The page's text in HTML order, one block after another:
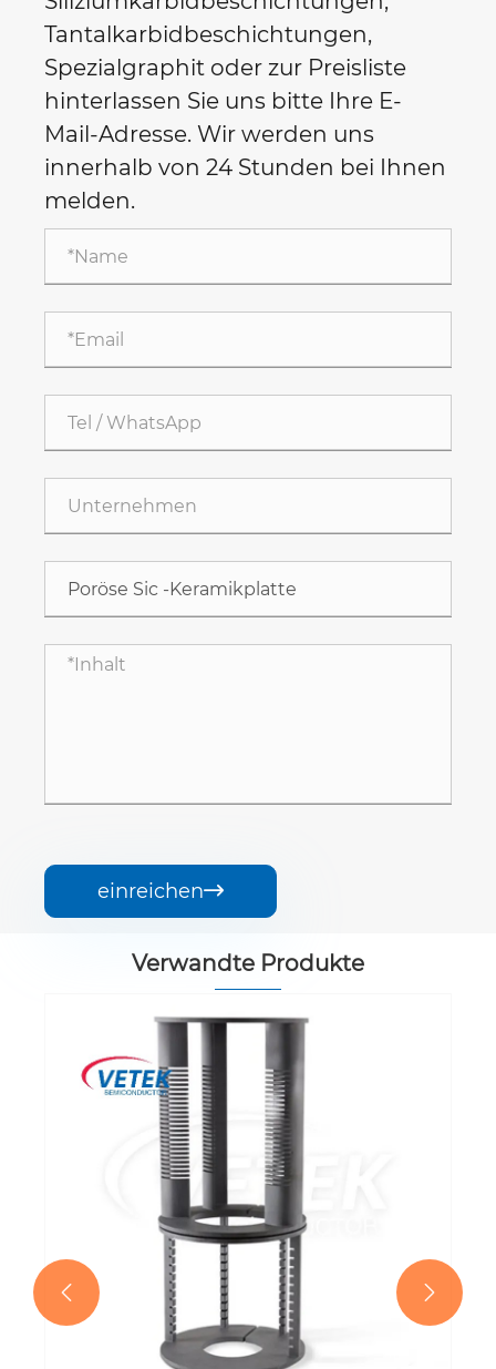
Tantalkarbidbeschichtungen,
Spezialgraphit oder zur Preisliste
hinterlassen Sie uns bitte Ihre E-
Mail-Adresse. Wir werden uns
innerhalb von 24 Stunden bei Ihnen
melden.
einreichen
Verwandte Produkte
 